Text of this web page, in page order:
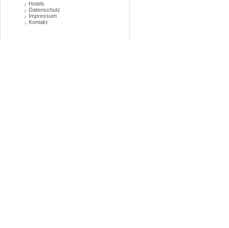
Hotels
Datenschutz
Impressum
Kontakt